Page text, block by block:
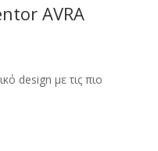
AVRA
design με τις πιο